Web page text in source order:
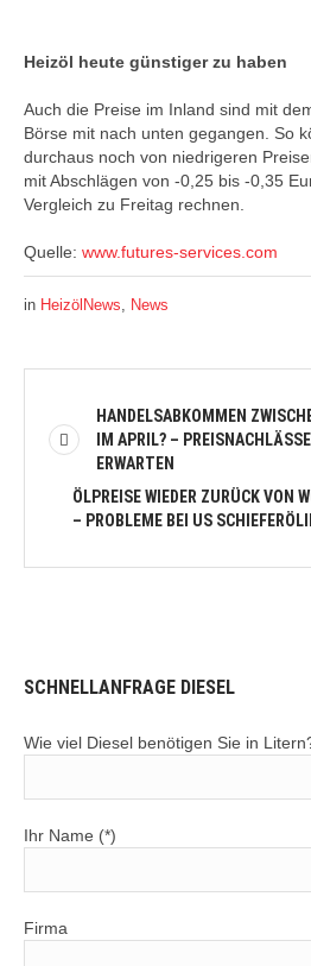
Heizöl heute günstiger zu haben
Auch die Preise im Inland sind mit
Börse mit nach unten gegangen. So
durchaus noch von niedrigeren
mit Abschlägen von -0,25 bis -0,35
Vergleich zu Freitag rechnen.
Quelle: www.futures-services.com
in HeizölNews, News
HANDELSABKOMMEN
IM APRIL? –
ERWARTEN
ÖLPREISE WIEDER ZURÜCK VON
– PROBLEME BEI US
SCHNELLANFRAGE DIESEL
Wie viel Diesel benötigen Sie in
Ihr Name (*)
Firma